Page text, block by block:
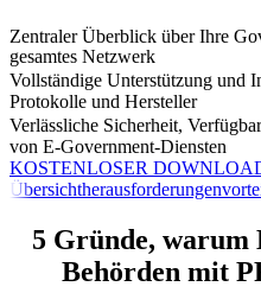
Zentraler Überblick über Ihre
gesamtes Netzwerk
Vollständige Unterstützung und
Protokolle und Hersteller
Verlässliche Sicherheit,
von E-Government-Diensten
KOSTENLOSER
Übersichtherausforderungen
5 Gründe, warum
Behörden mit